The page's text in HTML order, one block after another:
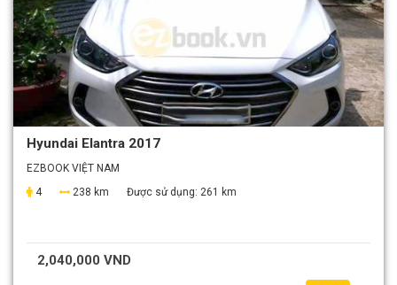
Hyundai Elantra 2017
EZBOOK VIỆT NAM
4
238 km Được sử dụng: 261 km
2,040,000 VND